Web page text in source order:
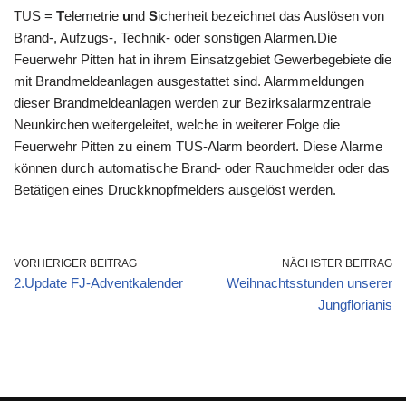
TUS = Telemetrie und Sicherheit bezeichnet das Auslösen von
Brand-, Aufzugs-, Technik- oder sonstigen Alarmen.Die
Feuerwehr Pitten hat in ihrem Einsatzgebiet Gewerbegebiete die
mit Brandmeldeanlagen ausgestattet sind. Alarmmeldungen
dieser Brandmeldeanlagen werden zur Bezirksalarmzentrale
Neunkirchen weitergeleitet, welche in weiterer Folge die
Feuerwehr Pitten zu einem TUS-Alarm beordert. Diese Alarme
können durch automatische Brand- oder Rauchmelder oder das
Betätigen eines Druckknopfmelders ausgelöst werden.
VORHERIGER BEITRAG
2.Update FJ-Adventkalender
NÄCHSTER BEITRAG
Weihnachtsstunden unserer
Jungflorianis